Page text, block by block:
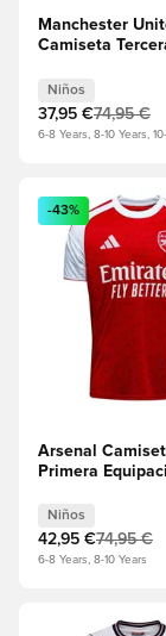
Manchester
Camiseta
Niños
37,95 €74,95 €
6-8 Years, 8-10 Years,
Abre un modal
-43%
Arsenal
Primera
Niños
42,95 €74,95 €
6-8 Years, 8-10 Years
Abre un modal